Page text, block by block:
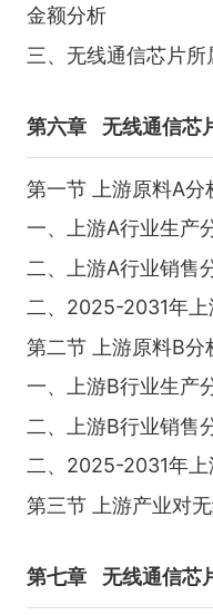
金额分析
三、无线通信芯片
第六章 无线通信芯
第一节 上游原料A分
一、上游A行业生产
二、上游A行业销售
二、2025-2031年上
第二节 上游原料B分
一、上游B行业生产
二、上游B行业销售
二、2025-2031年上
第三节 上游产业对
第七章 无线通信芯